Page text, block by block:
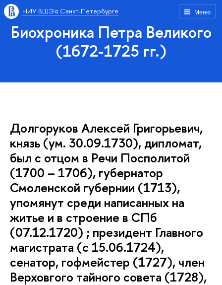
Меню
НИУ ВШЭ в Санкт-Петербурге
Биохроника Петра Великого
(1672-1725 гг.)
Долгоруков Алексей Григорьевич,
князь (ум. 30.09.1730), дипломат,
был с отцом в Речи Посполитой
(1700 – 1706), губернатор
Смоленской губернии (1713),
упомянут среди написанных на
житье и в строение в СПб
(07.12.1720) ; президент Главного
магистрата (с 15.06.1724),
сенатор, гофмейстер (1727), член
Верховгого тайного совета (1728),